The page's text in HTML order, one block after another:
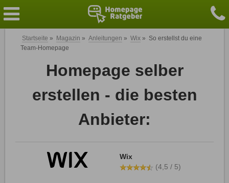
Startseite » Magazin » Anleitungen » Wix » So erstellst du eine
Team-Homepage
Homepage selber
erstellen - die besten
Anbieter:
Wix
(4,5 / 5)